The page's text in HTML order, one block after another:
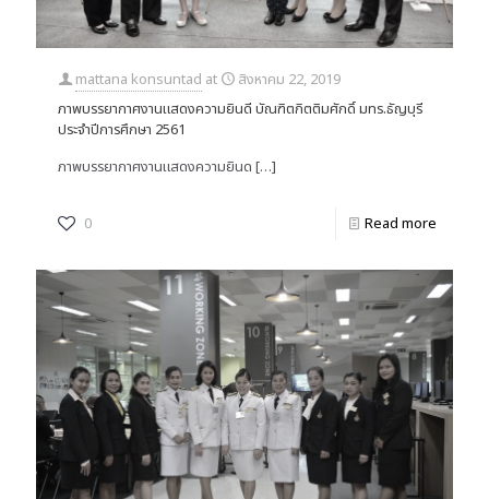
mattana konsuntad at
สิงหาคม 22, 2019
ภาพบรรยากาศงานแสดงความยินดี บัณฑิตกิตติมศักดิ์ มทร.ธัญบุรี
ประจำปีการศึกษา 2561
ภาพบรรยากาศงานแสดงความยินด […]
0 Read more